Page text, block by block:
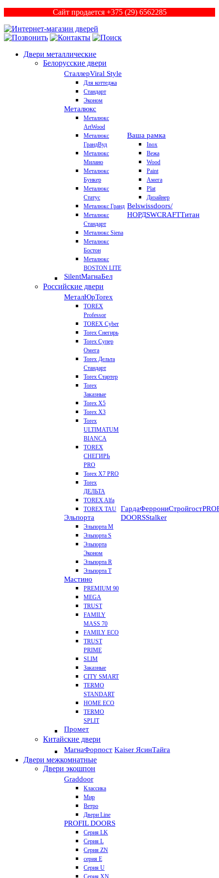
Сайт продается +375 (29) 6562285
Двери металлические
Белорусские двери
СталлерViral Style
Для коттеджа
Стандарт
Эконом
Металюкс
Металюкс
ArtWood
Металюкс
ГрандВуд
Металюкс
Милано
Металюкс
Бункер
Металюкс
Статус
Металюкс Гранд
Металюкс
Стандарт
Металюкс Siena
Металюкс
Бостон
Металюкс
BOSTON LITE
SilentМагнаБел
Ваша рамка
Inox
Вежа
Wood
Paint
Амега
Plat
Дизайнер
Belswissdoors/
НОРДSWCRAFTТитан
Российские двери
МеталЮрTorex
TOREX
Professor
TOREX Cyber
Torex Снегирь
Torex Супер
Омега
Torex Дельта
Стандарт
Torex Стартер
Torex
Заказные
Torex Х5
Torex Х3
Torex
ULTIMATUM
BIANCA
TOREX
СНЕГИРЬ
PRO
Torex X7 PRO
Torex
ДЕЛЬТА
TOREX Alfa
TOREX TAU
Эльпорта
Эльпорта M
Эльпорта S
Эльпорта
Эконом
Эльпорта R
Эльпорта Т
Мастино
PREMIUM 90
MEGA
TRUST
FAMILY
MASS 70
FAMILY ECO
TRUST
PRIME
SLIM
Заказные
CITY SMART
TERMO
STANDART
HOME ECO
ТЕRМО
SPLIT
Промет
ГардаФеррониСтройгост
DOORSStalker
Китайские двери
МагнаФорпост Kaiser ЯсинТайга
Двери межкомнатные
Двери экошпон
Graddoor
Классика
Мир
Ветро
Двери Line
PROFIL DOORS
Серия LK
Серия L
Серия ZN
серия E
Серия U
Серия XN